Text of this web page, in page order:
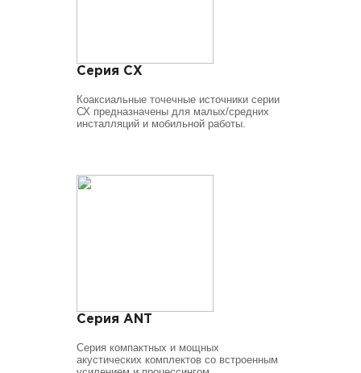
Серия CX
Коаксиальные точечные источники серии
СХ предназначены для малых/средних
инсталляций и мобильной работы.
Серия ANT
Серия компактных и мощных
акустических комплектов со встроенным